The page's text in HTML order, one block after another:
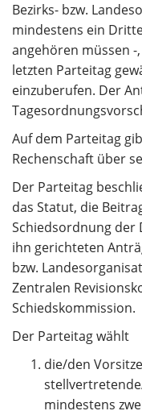
Bezirks- bzw.
mindestens ein
angehören müssen
letzten Parteitag
einzuberufen. Der
Auf dem Parteitag
Rechenschaft über
Der Parteitag
das Statut, die
Schiedsordnung der
ihn gerichteten
bzw.
Zentralen
Schiedskommission.
Der Parteitag wählt
die/den
mindestens